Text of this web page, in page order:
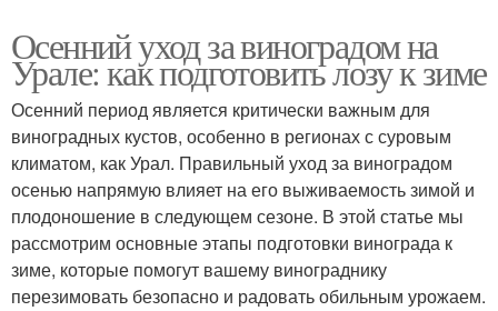
Осенний уход за виноградом на
Урале: как подготовить лозу к зиме
Осенний период является критически важным для
виноградных кустов, особенно в регионах с суровым
климатом, как Урал. Правильный уход за виноградом
осенью напрямую влияет на его выживаемость зимой и
плодоношение в следующем сезоне. В этой статье мы
рассмотрим основные этапы подготовки винограда к
зиме, которые помогут вашему винограднику
перезимовать безопасно и радовать обильным урожаем.